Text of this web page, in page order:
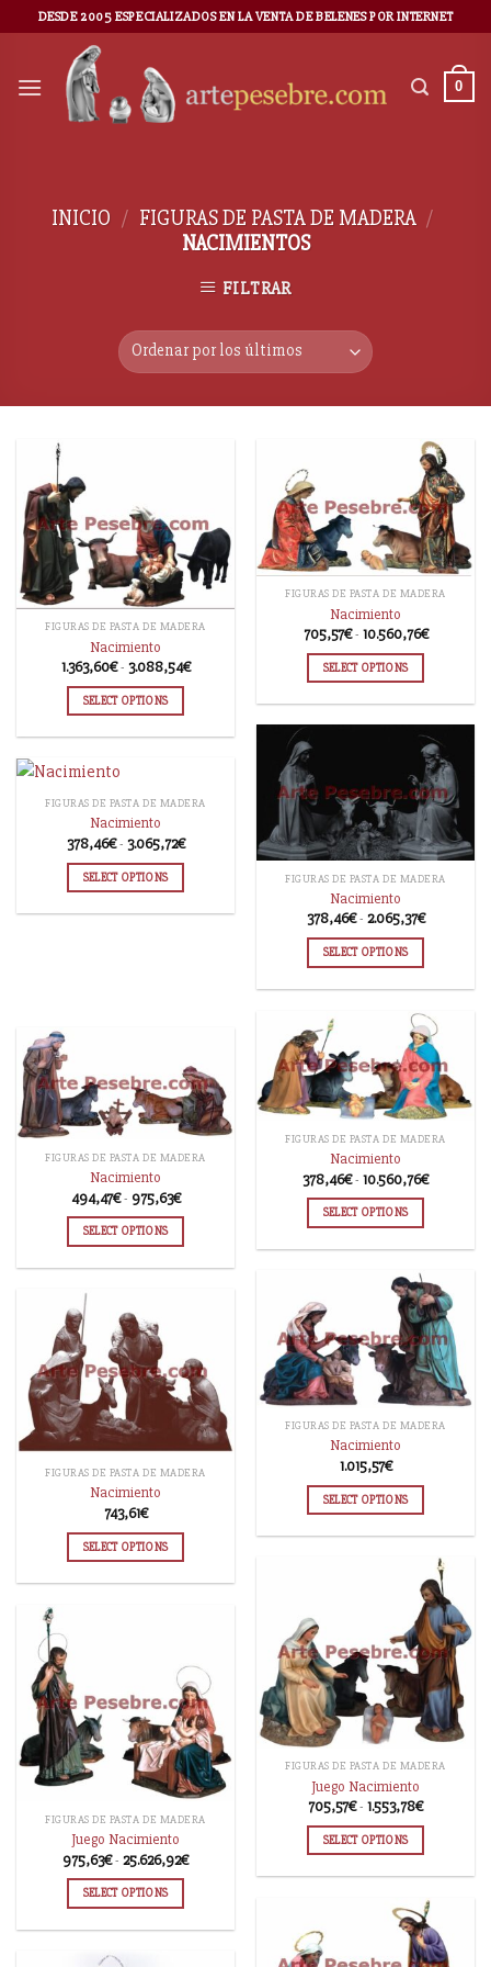
DESDE 2005 ESPECIALIZADOS EN LA VENTA DE BELENES POR INTERNET
0
INICIO / FIGURAS DE PASTA DE MADERA /
NACIMIENTOS
FILTRAR
FIGURAS DE PASTA DE MADERA
Nacimiento
1.363,60€ - 3.088,54€
SELECT OPTIONS
FIGURAS DE PASTA DE MADERA
Nacimiento
705,57€ - 10.560,76€
SELECT OPTIONS
FIGURAS DE PASTA DE MADERA
Nacimiento
378,46€ - 2.065,37€
SELECT OPTIONS
FIGURAS DE PASTA DE MADERA
Nacimiento
378,46€ - 3.065,72€
SELECT OPTIONS
FIGURAS DE PASTA DE MADERA
Nacimiento
378,46€- 10.560,76€
SELECT OPTIONS
FIGURAS DE PASTA DE MADERA
Nacimiento
494,47€ - 975,63€
SELECT OPTIONS
FIGURAS DE PASTA DE MADERA
Nacimiento
1.015,57€
SELECT OPTIONS
FIGURAS DE PASTA DE MADERA
Nacimiento
743,61€
SELECT OPTIONS
FIGURAS DE PASTA DE MADERA
Juego Nacimiento
705,57€- 1.553,78€
SELECT OPTIONS
FIGURAS DE PASTA DE MADERA
Juego Nacimiento
975,63€- 25.626,92€
SELECT OPTIONS